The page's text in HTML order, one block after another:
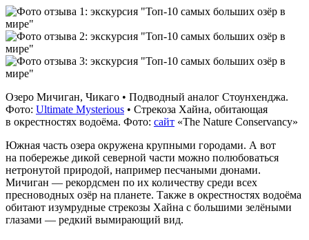
Озеро Мичиган, Чикаго • Подводный аналог Стоунхенджа.
Фото: Ultimate Mysterious • Стрекоза Хайна, обитающая
в окрестностях водоёма. Фото: сайт «The Nature Conservancy»
Южная часть озера окружена крупными городами. А вот
на побережье дикой северной части можно полюбоваться
нетронутой природой, например песчаными дюнами.
Мичиган — рекордсмен по их количеству среди всех
пресноводных озёр на планете. Также в окрестностях водоёма
обитают изумрудные стрекозы Хайна с большими зелёными
глазами — редкий вымирающий вид.